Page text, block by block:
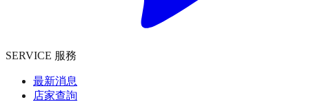
SERVICE 服務
最新消息
店家查詢